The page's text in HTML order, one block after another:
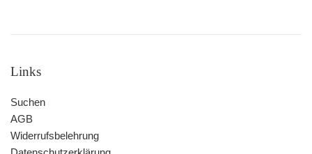
Links
Suchen
AGB
Widerrufsbelehrung